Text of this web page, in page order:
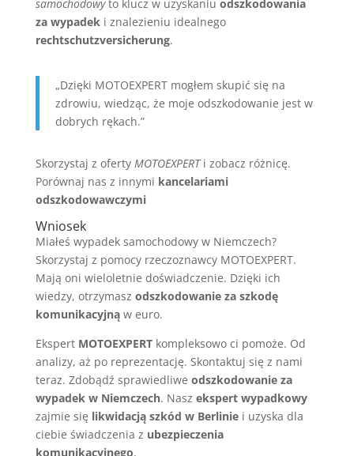
samochodowyto klucz w uzyskaniu odszkodowania
za wypadeki znalezieniu idealnego
rechtschutzversicherung.
„Dzięki MOTOEXPERT mogłem skupić się na
zdrowiu, wiedząc, że moje odszkodowanie jest w
dobrych rękach.”
Skorzystaj z oferty MOTOEXPERTi zobacz różnicę.
Porównaj nas z innymi kancelariami
odszkodowawczymi
Wniosek
Miałeś wypadek samochodowy w Niemczech?
Skorzystaj z pomocy rzeczoznawcy MOTOEXPERT.
Mają oni wieloletnie doświadczenie. Dzięki ich
wiedzy, otrzymasz odszkodowanie za szkodę
komunikacyjnąw euro.
Ekspert MOTOEXPERTkompleksowo ci pomoże. Od
analizy, aż po reprezentację. Skontaktuj się z nami
teraz. Zdobądź sprawiedliwe odszkodowanie za
wypadek w Niemczech. Nasz ekspert wypadkowy
zajmie się likwidacją szkód w Berliniei uzyska dla
ciebie świadczenia z ubezpieczenia
komunikacyjnego.